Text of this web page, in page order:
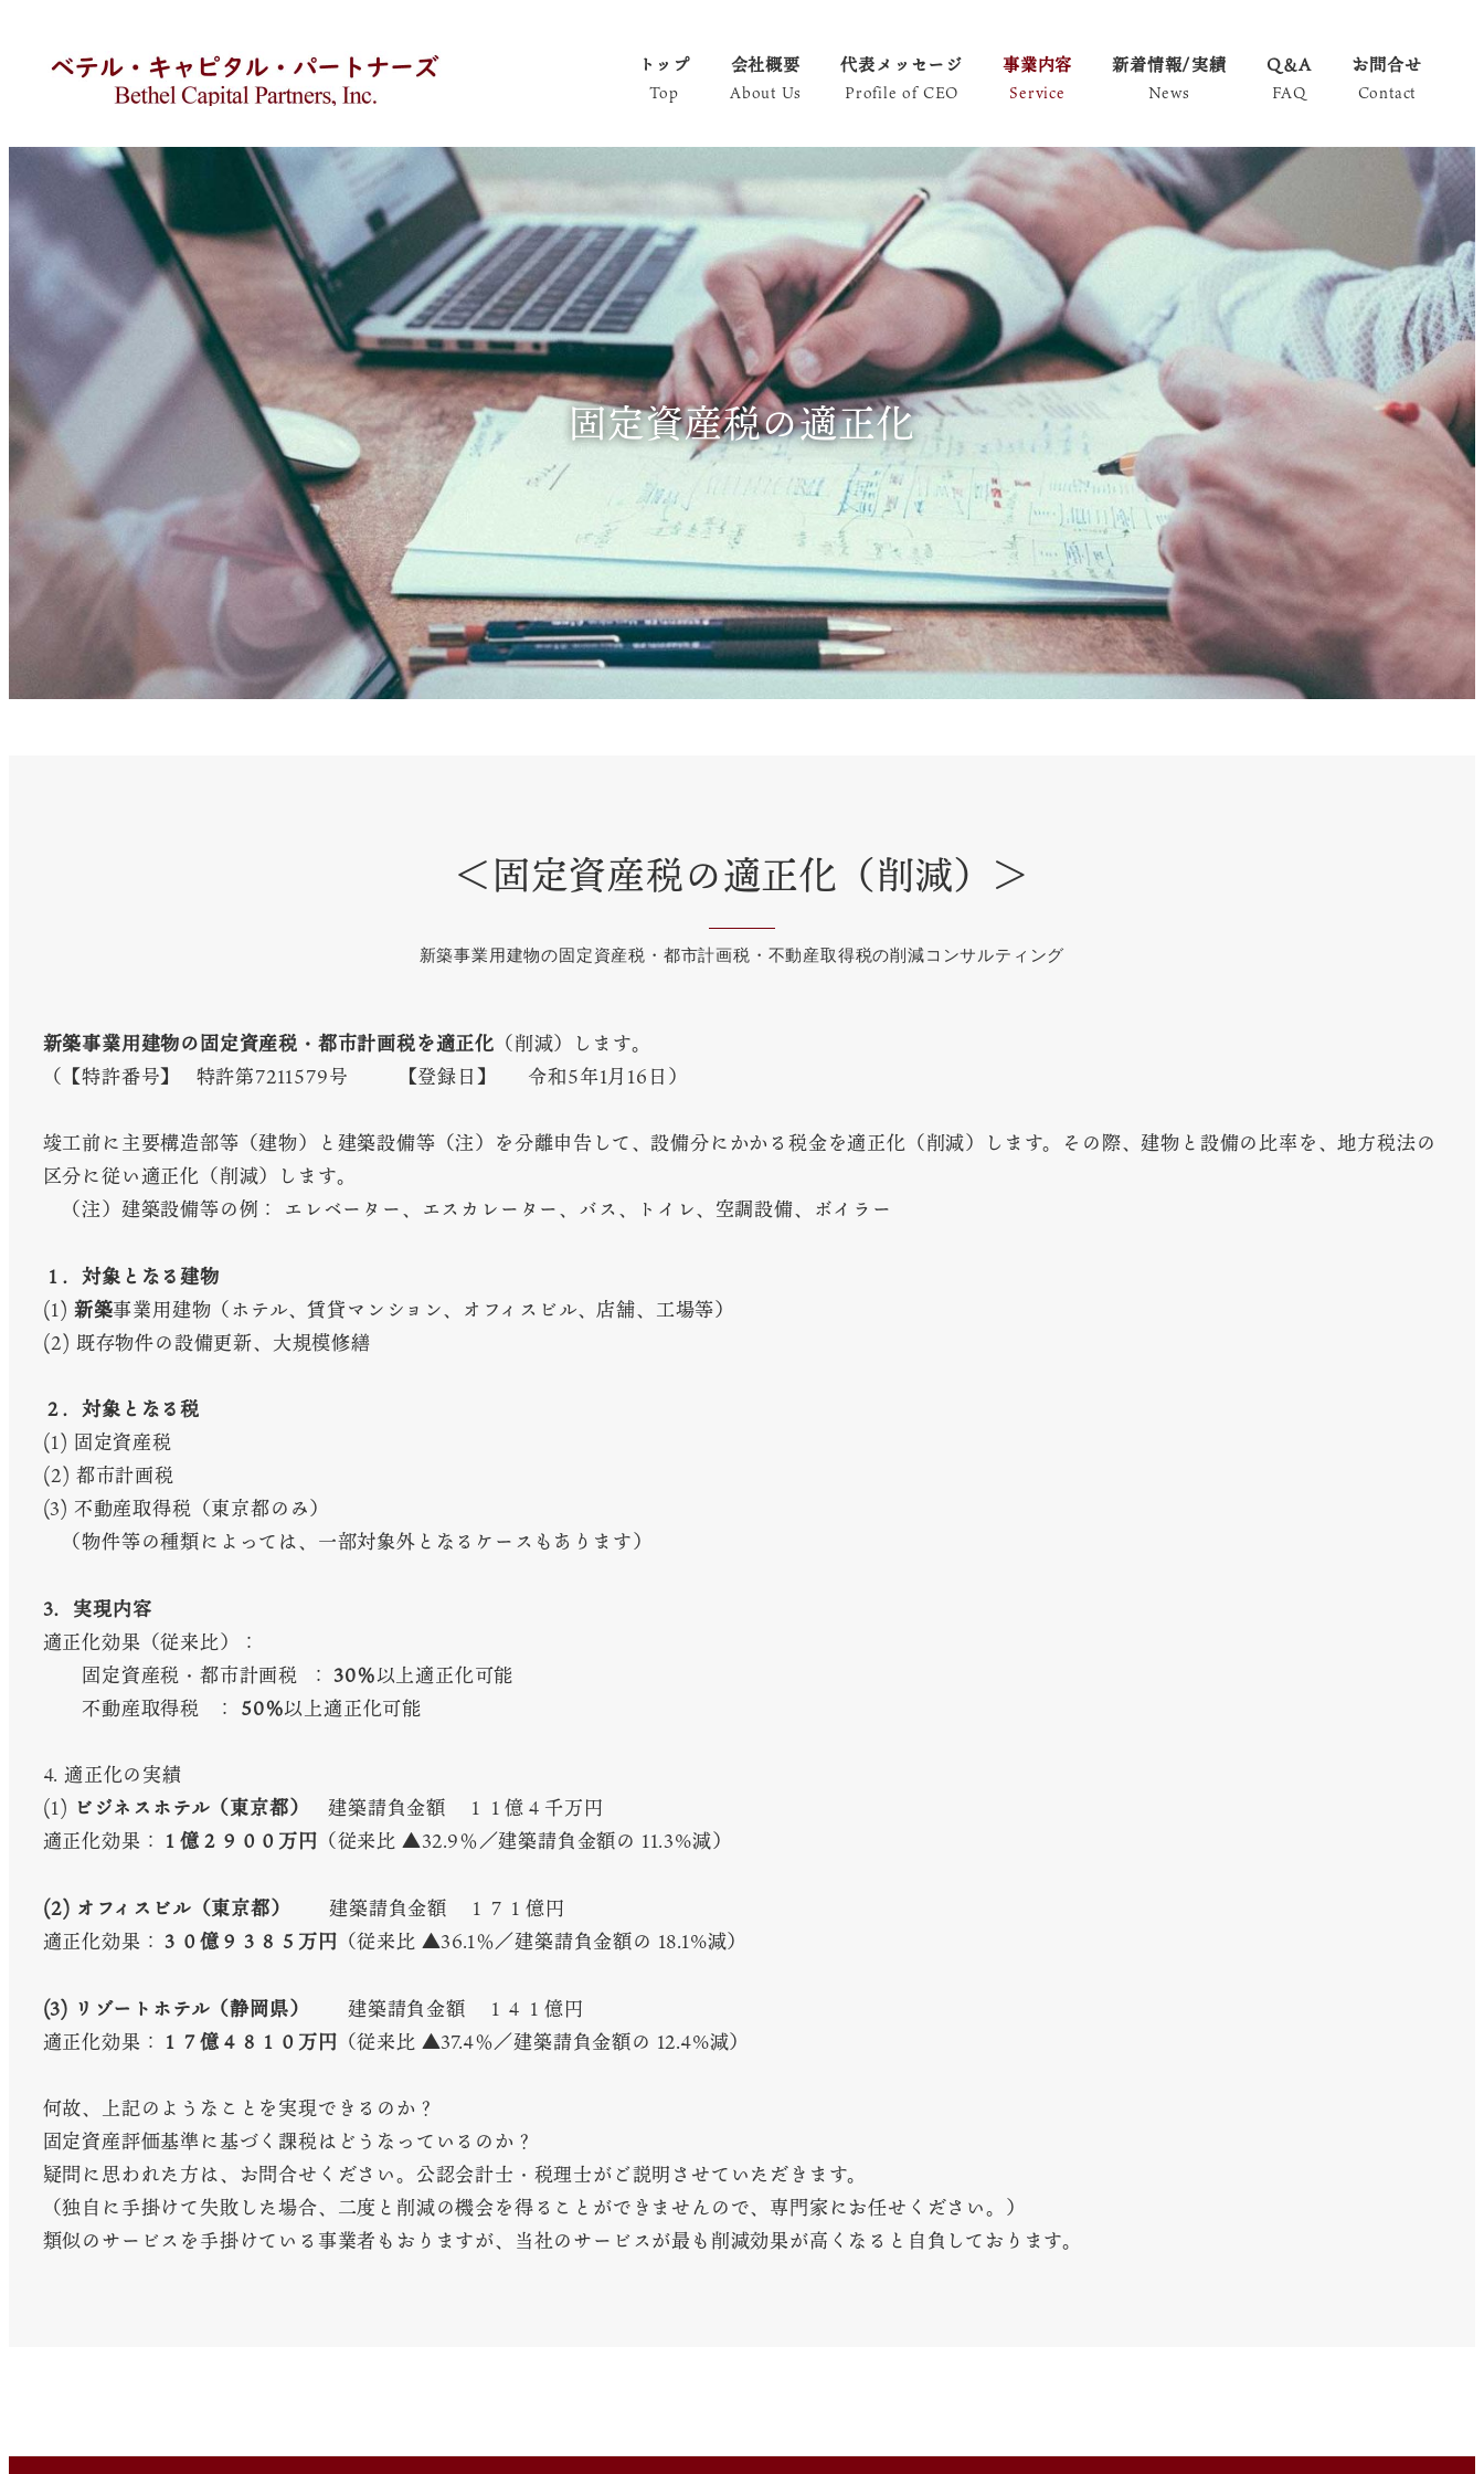
トップ
Top
会社概要
About Us
代表メッセージ
Profile of CEO
事業内容
Service
新着情報/実績
News
Q＆A
FAQ
お問合せ
Contact
固定資産税の適正化
＜固定資産税の適正化（削減）＞
新築事業用建物の固定資産税・都市計画税・不動産取得税の削減コンサルティング
新築事業用建物の固定資産税・都市計画税を適正化 （削減）します。
（【特許番号】 特許第7211579号 【登録日】 令和5年1月16日）
竣工前に主要構造部等（建物）と建築設備等（注）を分離申告して、設備分にかかる税金を適正化（削減）します。その際、建物と設備の比率を、地方税法の
区分に従い適正化（削減）します。
（注）建築設備等の例： エレベーター、エスカレーター、バス、トイレ、空調設備、ボイラー
１．対象となる建物
(1) 新築事業用建物（ホテル、賃貸マンション、オフィスビル、店舗、工場等）
(2) 既存物件の設備更新、大規模修繕
２．対象となる税
(1) 固定資産税
(2) 都市計画税
(3) 不動産取得税（東京都のみ）
（物件等の種類によっては、一部対象外となるケースもあります）
3．実現内容
適正化効果（従来比）：
固定資産税・都市計画税 ： 30％以上適正化可能
不動産取得税 ： 50％以上適正化可能
4. 適正化の実績
(1) ビジネスホテル（東京都）建築請負金額 １１億４千万円
適正化効果： １億２９００万円 （従来比 ▲32.9％／建築請負金額の 11.3%減）
(2) オフィスビル（東京都）建築請負金額 １７１億円
適正化効果： ３０億９３８５万円 （従来比 ▲36.1％／建築請負金額の 18.1%減）
(3) リゾートホテル（静岡県） 建築請負金額 １４１億円
適正化効果： １７億４８１０万円 （従来比 ▲37.4％／建築請負金額の 12.4%減）
何故、上記のようなことを実現できるのか？
固定資産評価基準に基づく課税はどうなっているのか？
疑問に思われた方は、お問合せください。公認会計士・税理士がご説明させていただきます。
（独自に手掛けて失敗した場合、二度と削減の機会を得ることができませんので、専門家にお任せください。）
類似のサービスを手掛けている事業者もおりますが、当社のサービスが最も削減効果が高くなると自負しております。